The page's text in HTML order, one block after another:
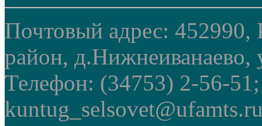
Почтовый адрес: 452990,
район, д.Нижнеиванаево,
Телефон: (34753) 2-56-